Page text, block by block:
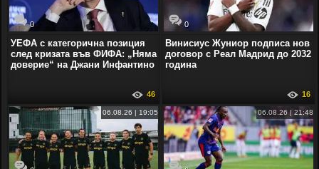
0
УЕФА с категорична позиция
след кризата във ФИФА: „Няма
доверие“ на Джани Инфантино
46
0
Винисиус Жуниор подписа нов
договор с Реал Мадрид до 2032
година
16
06.08.26 | 19:05 06.08.26 | 21:48